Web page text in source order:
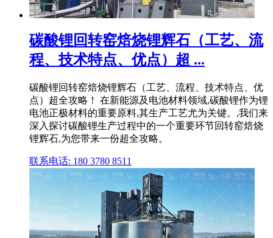
碳酸锂回转窑焙烧锂辉石（工艺、流
程、技术特点、优点）超 ...
碳酸锂回转窑焙烧锂辉石（工艺、流程、技术特点、优
点）超全攻略！ 在新能源及电池材料领域,碳酸锂作为锂
电池正极材料的重要原料,其生产工艺尤为关键。,我们来
深入探讨碳酸锂生产过程中的一个重要环节回转窑焙烧
锂辉石,为您带来一份超全攻略。
联系电话: 180 3780 8511